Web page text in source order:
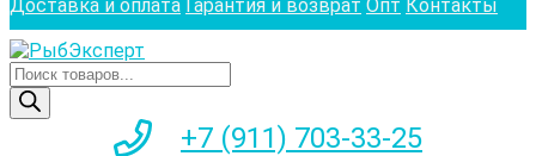
Доставка и оплата Гарантия и возврат Опт Контакты
Поиск
товаров
+7 (911) 703-33-25